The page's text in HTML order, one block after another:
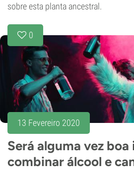
sobre esta planta ancestral.
0
13 Fevereiro 2020
Será alguma vez boa
combinar álcool e